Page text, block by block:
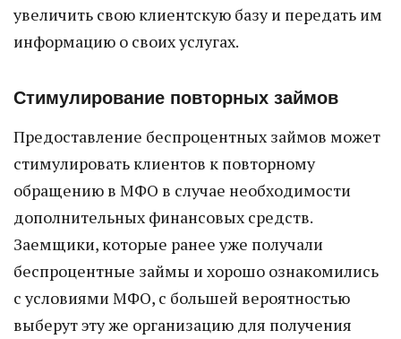
увеличить свою клиентскую базу и передать им
информацию о своих услугах.
Стимулирование повторных займов
Предоставление беспроцентных займов может
стимулировать клиентов к повторному
обращению в МФО в случае необходимости
дополнительных финансовых средств.
Заемщики, которые ранее уже получали
беспроцентные займы и хорошо ознакомились
с условиями МФО, с большей вероятностью
выберут эту же организацию для получения